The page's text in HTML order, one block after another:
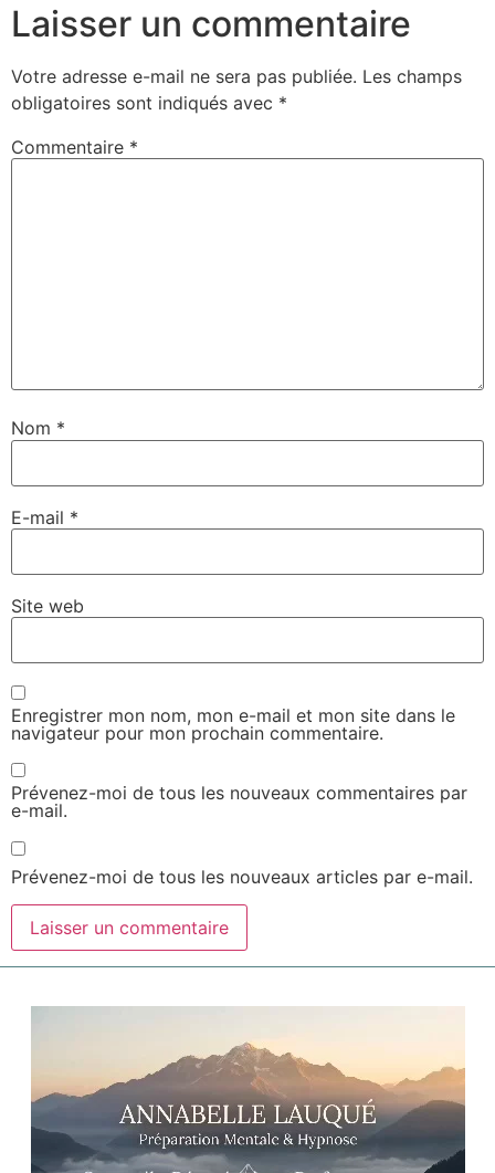
Laisser un commentaire
Votre adresse e-mail ne sera pas publiée. Les champs
obligatoires sont indiqués avec *
Commentaire *
Nom *
E-mail *
Site web
Enregistrer mon nom, mon e-mail et mon site dans le
navigateur pour mon prochain commentaire.
Prévenez-moi de tous les nouveaux commentaires par
e-mail.
Prévenez-moi de tous les nouveaux articles par e-mail.